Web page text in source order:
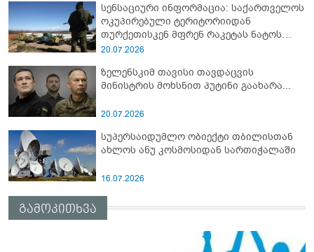
სენსაციური ინფორმაცია: საქართველოს
ოკუპირებული ტერიტორიიდან
თურქეთისკენ მფრენ რაკეტას ნატოს
სამიტი კინაღამ ჩაუშლია
20.07.2026
ზელენსკიმ თავისი თავდაცვის
მინისტრის მოხსნით პუტინი გაახარა...
20.07.2026
სუპერსაიდუმლო ობიექტი თბილისთან
ახლოს ანუ კოსმოსიდან სართიჭალაში
16.07.2026
გამოკითხვა